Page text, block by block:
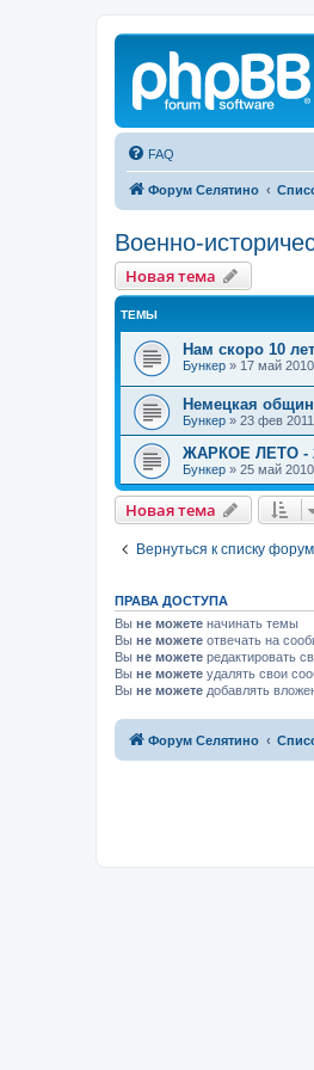
FAQ
Форум Селятино
Военно-
Новая тема
ТЕМЫ
Нам скоро 10 лет
Бункер » 17 май
Немецкая
Бункер » 23 фев
ЖАРКОЕ ЛЕТО -
Бункер » 25 май
Новая тема
Вернуться к списку
ПРАВА ДОСТУПА
Вы не можете начинать темы
Вы не можете отвечать на
Вы не можете редактировать
Вы не можете удалять свои
Вы не можете добавлять
Форум Селятино